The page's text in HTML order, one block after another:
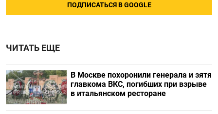
ПОДПИСАТЬСЯ В GOOGLE
ЧИТАТЬ ЕЩЕ
В Москве похоронили генерала и зятя
главкома ВКС, погибших при взрыве
в итальянском ресторане